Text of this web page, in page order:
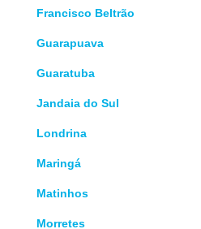
Francisco Beltrão
Guarapuava
Guaratuba
Jandaia do Sul
Londrina
Maringá
Matinhos
Morretes